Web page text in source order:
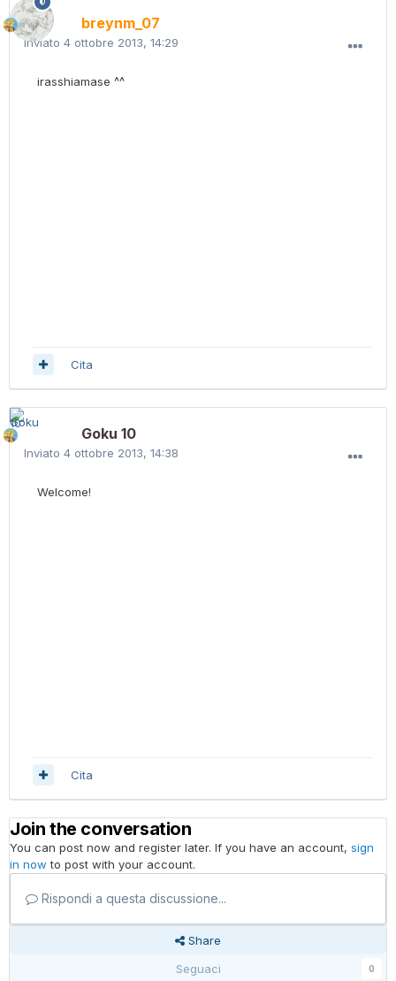
breynm_07
Inviato 4 ottobre 2013, 14:29
irasshiamase ^^
Cita
Goku 10
Inviato 4 ottobre 2013, 14:38
Welcome!
Cita
Join the conversation
You can post now and register later. If you have an account, sign
in now to post with your account.
Rispondi a questa discussione...
Share
Seguaci
0